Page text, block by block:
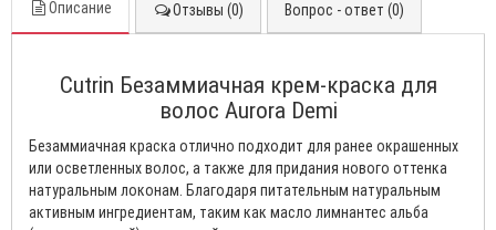
Описание Отзывы (0) Вопрос - ответ (0)
Cutrin Безаммиачная крем-краска для
волос Aurora Demi
Безаммиачная краска отлично подходит для ранее окрашенных
или осветленных волос, а также для придания нового оттенка
натуральным локонам. Благодаря питательным натуральным
активным ингредиентам, таким как масло лимнантес альба